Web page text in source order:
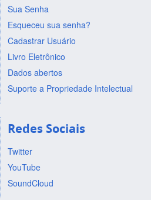
Sua Senha
Esqueceu sua senha?
Cadastrar Usuário
Livro Eletrônico
Dados abertos
Suporte a Propriedade Intelectual
Redes Sociais
Twitter
YouTube
SoundCloud